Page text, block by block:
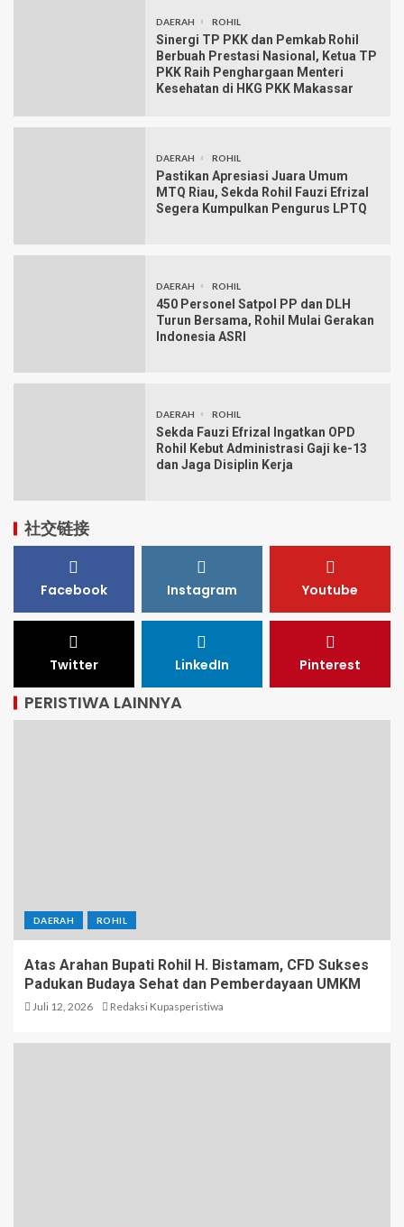
DAERAH ROHIL
Sinergi TP PKK dan Pemkab Rohil
Berbuah Prestasi Nasional, Ketua TP
PKK Raih Penghargaan Menteri
Kesehatan di HKG PKK Makassar
DAERAH ROHIL
Pastikan Apresiasi Juara Umum
MTQ Riau, Sekda Rohil Fauzi Efrizal
Segera Kumpulkan Pengurus LPTQ
DAERAH ROHIL
450 Personel Satpol PP dan DLH
Turun Bersama, Rohil Mulai Gerakan
Indonesia ASRI
DAERAH ROHIL
Sekda Fauzi Efrizal Ingatkan OPD
Rohil Kebut Administrasi Gaji ke-13
dan Jaga Disiplin Kerja
社交链接
Facebook Instagram Youtube
Twitter LinkedIn Pinterest
PERISTIWA LAINNYA
DAERAH ROHIL
Atas Arahan Bupati Rohil H. Bistamam, CFD Sukses
Padukan Budaya Sehat dan Pemberdayaan UMKM
Juli 12, 2026 Redaksi Kupasperistiwa